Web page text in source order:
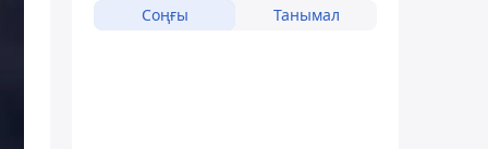
Соңғы Танымал